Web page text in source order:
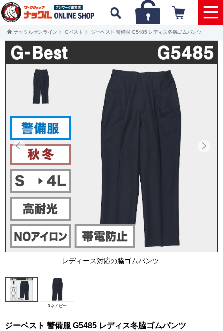
ナックルオンライン Gベスト ジーベスト 警備服 G5485 レディス冬脇ゴムパンツ
レディース対応の脇ゴムパンツ
0.ネイビー
ジーベスト 警備服 G5485 レディス冬脇ゴムパンツ